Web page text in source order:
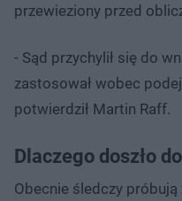
przewieziony przed
- Sąd przychylił się do
zastosował wobec
potwierdził Martin Raff.
Dlaczego doszło
Obecnie śledczy próbują